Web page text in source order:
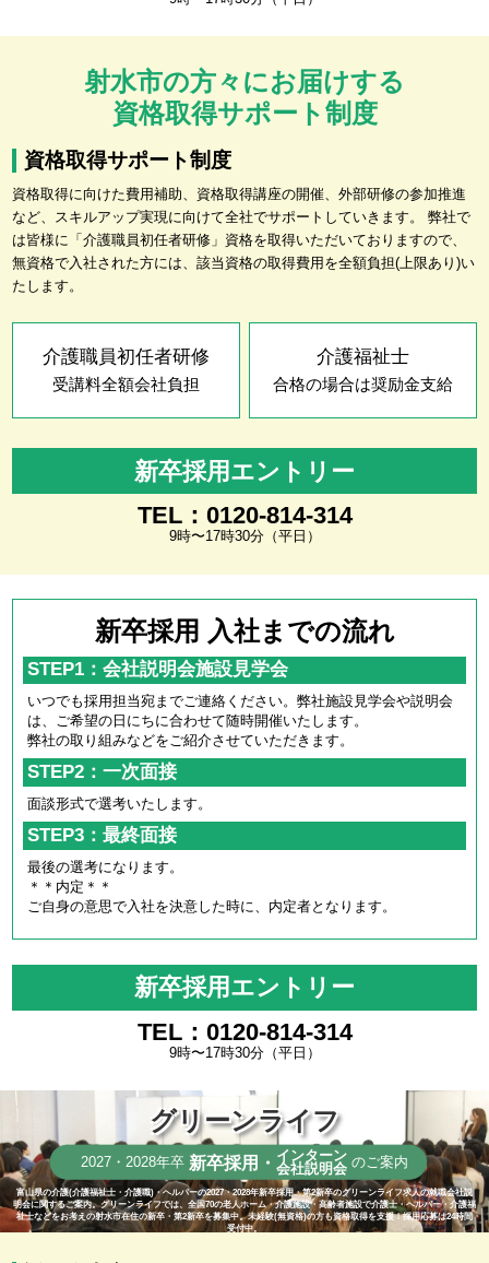
射水市の方々にお届けする
資格取得サポート制度
資格取得サポート制度
資格取得に向けた費用補助、資格取得講座の開催、外部研修の参加推進
など、スキルアップ実現に向けて全社でサポートしていきます。 弊社で
は皆様に「介護職員初任者研修」資格を取得いただいておりますので、
無資格で入社された方には、該当資格の取得費用を全額負担(上限あり)い
たします。
介護職員初任者研修
受講料全額会社負担
介護福祉士
合格の場合は奨励金支給
新卒採用エントリー
TEL：0120-814-314
9時〜17時30分（平日）
新卒採用 入社までの流れ
STEP1：会社説明会施設見学会
いつでも採用担当宛までご連絡ください。弊社施設見学会や説明会
は、ご希望の日にちに合わせて随時開催いたします。
弊社の取り組みなどをご紹介させていただきます。
STEP2：一次面接
面談形式で選考いたします。
STEP3：最終面接
最後の選考になります。
＊＊内定＊＊
ご自身の意思で入社を決意した時に、内定者となります。
新卒採用エントリー
TEL：0120-814-314
9時〜17時30分（平日）
グリーンライフ
2027・2028年卒 新卒採用・ インターン
会社説明会 のご案内
富山県の介護(介護福祉士・介護職)・ヘルパーの2027・2028年新卒採用・第2新卒のグリーンライフ求人の就職会社説
明会に関するご案内。グリーンライフでは、全国70の老人ホーム・介護施設・高齢者施設で介護士・ヘルパー・介護福
祉士などをお考えの射水市在住の新卒・第2新卒を募集中。未経験(無資格)の方も資格取得を支援！採用応募は24時間
受付中。